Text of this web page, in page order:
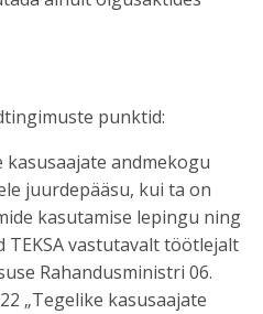
punktid:
kasusaajate andmekogu
juurdepääsu, kui ta on
kasutamise lepingu ning
TEKSA vastutavalt töötlejalt
Rahandusministri 06.
„Tegelike kasusaajate